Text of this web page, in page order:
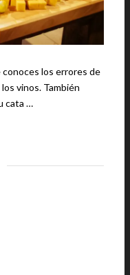
conoces los errores de
vinos. También
cata …